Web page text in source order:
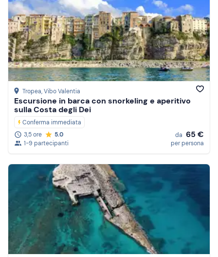
Tropea, Vibo Valentia
Escursione in barca con snorkeling e aperitivo
sulla Costa degli Dei
Conferma immediata
3,5 ore
5.0
1-9 partecipanti
da 65 €
per persona